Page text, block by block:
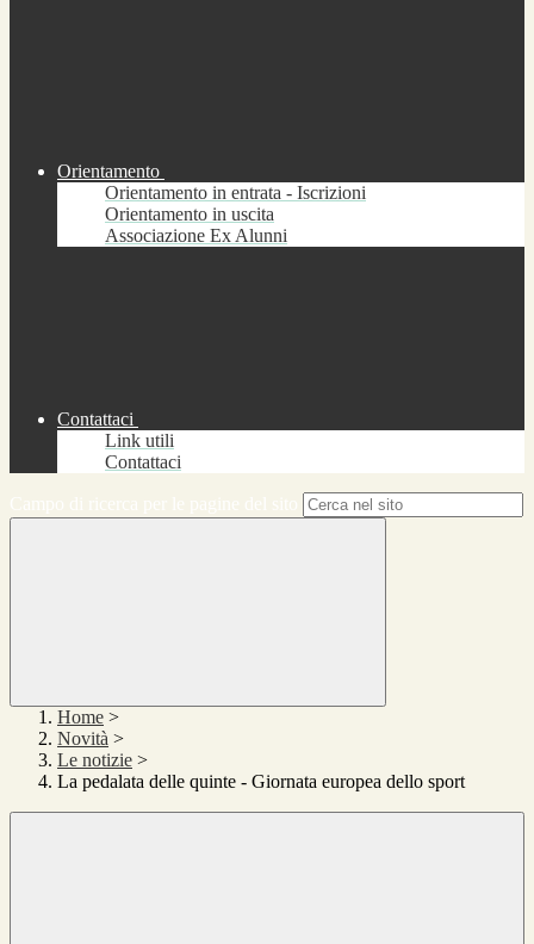
Orientamento
Orientamento in entrata - Iscrizioni
Orientamento in uscita
Associazione Ex Alunni
Contattaci
Link utili
Contattaci
Home >
Novità >
Le notizie >
La pedalata delle quinte - Giornata europea dello sport